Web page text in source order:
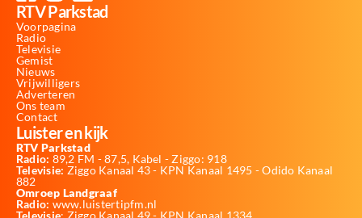
RTV Parkstad
Voorpagina
Radio
Televisie
Gemist
Nieuws
Vrijwilligers
Adverteren
Ons team
Contact
Luister en kijk
RTV Parkstad
Radio: 89,2 FM - 87,5, Kabel - Ziggo: 918
Televisie: Ziggo Kanaal 43 - KPN Kanaal 1495 - Odido Kanaal
882
Omroep Landgraaf
Radio: www.luistertipfm.nl
Televisie: Ziggo Kanaal 49 - KPN Kanaal 1334